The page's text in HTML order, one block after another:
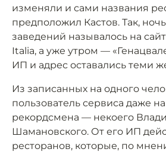
изменяли и сами названия
предположил Кастов. Так,
заведений называлось на
Italia, а уже утром —
ИП и адрес оставались теми
Из записанных на одного
пользователь сервиса даже
рекордсмена — некоего
Шамановского. От его ИП
ресторанов, которые, по